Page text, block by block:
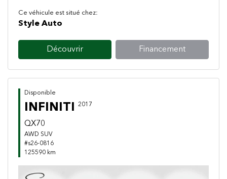
Ce véhicule est situé chez:
Style Auto
Découvrir Financement
Disponible
INFINITI 2017
QX70
AWD SUV
#s26-0816
125590 km